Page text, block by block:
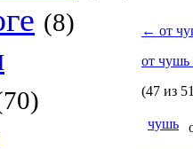
(8) ← от
от чушь
(47 из
чушь